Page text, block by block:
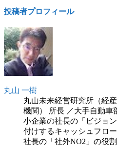
投稿者プロフィール
丸山 一樹
丸山未来経営研究所（経
機関） 所長 ／大手自動車
小企業の社長の「ビジョ
付けするキャッシュフロ
社長の「社外NO2」の役